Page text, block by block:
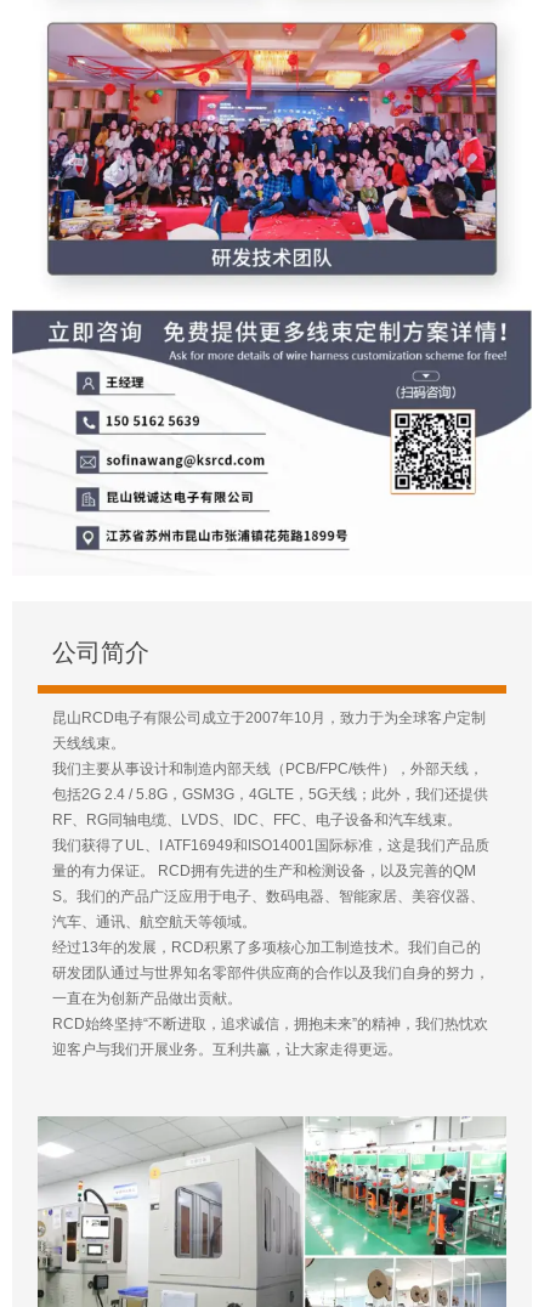
公司简介
昆山RCD电子有限公司成立于2007年10月，致力于为全球客户定制
天线线束。
我们主要从事设计和制造内部天线（PCB/FPC/铁件），外部天线，
包括2G 2.4 / 5.8G，GSM3G，4GLTE，5G天线；此外，我们还提供
RF、RG同轴电缆、LVDS、IDC、FFC、电子设备和汽车线束。
我们获得了UL、I ATF16949和ISO14001国际标准，这是我们产品质
量的有力保证。 RCD拥有先进的生产和检测设备，以及完善的QM
S。我们的产品广泛应用于电子、数码电器、智能家居、美容仪器、
汽车、通讯、航空航天等领域。
经过13年的发展，RCD积累了多项核心加工制造技术。我们自己的
研发团队通过与世界知名零部件供应商的合作以及我们自身的努力，
一直在为创新产品做出贡献。
RCD始终坚持“不断进取，追求诚信，拥抱未来”的精神，我们热忱欢
迎客户与我们开展业务。互利共赢，让大家走得更远。